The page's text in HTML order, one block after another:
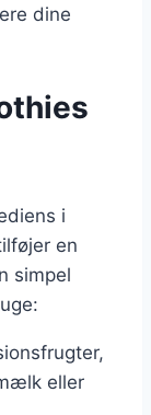
dine
i
en
simpel
eller